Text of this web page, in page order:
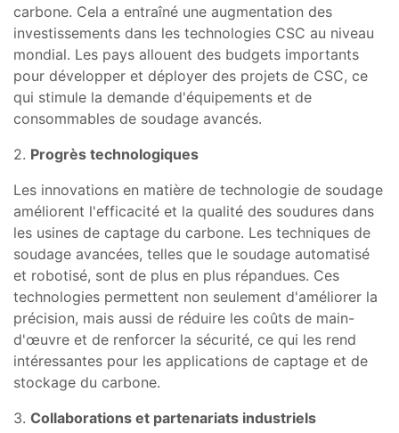
carbone. Cela a entraîné une augmentation des
investissements dans les technologies CSC au niveau
mondial. Les pays allouent des budgets importants
pour développer et déployer des projets de CSC, ce
qui stimule la demande d'équipements et de
consommables de soudage avancés.
2. Progrès technologiques
Les innovations en matière de technologie de soudage
améliorent l'efficacité et la qualité des soudures dans
les usines de captage du carbone. Les techniques de
soudage avancées, telles que le soudage automatisé
et robotisé, sont de plus en plus répandues. Ces
technologies permettent non seulement d'améliorer la
précision, mais aussi de réduire les coûts de main-
d'œuvre et de renforcer la sécurité, ce qui les rend
intéressantes pour les applications de captage et de
stockage du carbone.
3. Collaborations et partenariats industriels